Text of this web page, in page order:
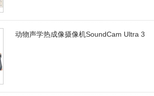
动物声学热成像摄像机SoundCam Ultra 3